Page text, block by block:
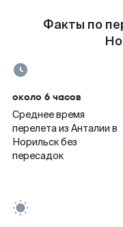
Факты по
около 6 часов
Среднее время
перелета из Анталии в
Норильск без
пересадок